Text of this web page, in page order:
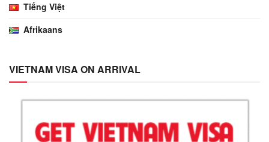
Tiếng Việt
Afrikaans
VIETNAM VISA ON ARRIVAL